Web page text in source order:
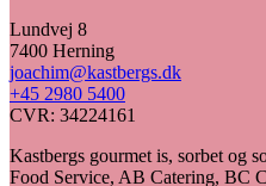
Lundvej 8
7400 Herning
joachim@kastbergs.dk
+45 2980 5400
CVR: 34224161
Kastbergs gourmet is, sorbet og
Food Service, AB Catering, BC